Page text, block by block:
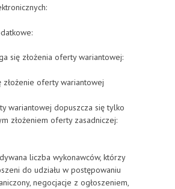
się złożenia oferty wariantowej:
złożenie oferty wariantowej
wariantowej dopuszcza się tylko
złożeniem oferty zasadniczej:
liczba wykonawców, którzy
do udziału w postępowaniu
negocjacje z ogłoszeniem,